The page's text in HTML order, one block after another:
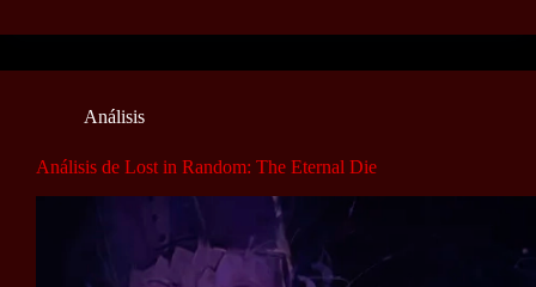
Análisis
Análisis de Lost in Random: The Eternal Die